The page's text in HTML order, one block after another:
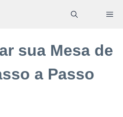
sua Mesa de
a Passo